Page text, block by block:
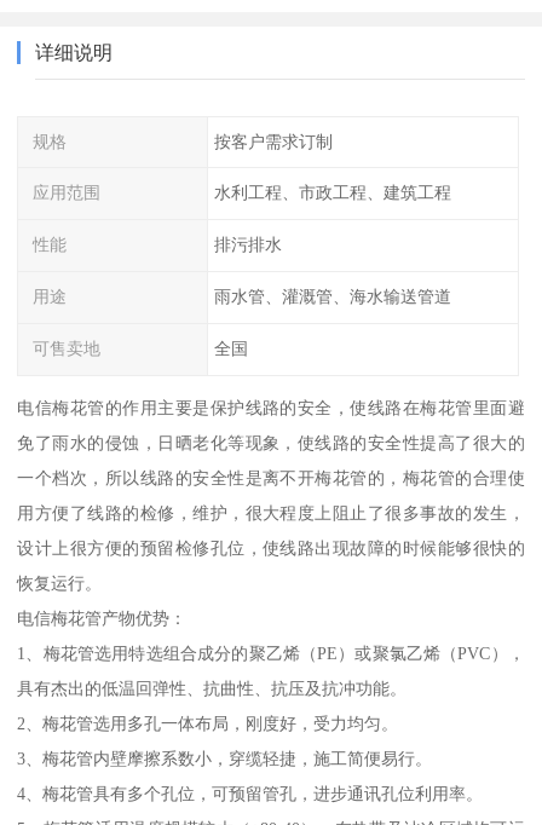
详细说明
规格 按客户需求订制
应用范围 水利工程、市政工程、建筑工程
性能 排污排水
用途 雨水管、灌溉管、海水输送管道
可售卖地 全国
电信梅花管的作用主要是保护线路的安全，使线路在梅花管里面避
免了雨水的侵蚀，日晒老化等现象，使线路的安全性提高了很大的
一个档次，所以线路的安全性是离不开梅花管的，梅花管的合理使
用方便了线路的检修，维护，很大程度上阻止了很多事故的发生，
设计上很方便的预留检修孔位，使线路出现故障的时候能够很快的
恢复运行。
电信梅花管产物优势：
1、梅花管选用特选组合成分的聚乙烯（PE）或聚氯乙烯（PVC），
具有杰出的低温回弹性、抗曲性、抗压及抗冲功能。
2、梅花管选用多孔一体布局，刚度好，受力均匀。
3、梅花管内壁摩擦系数小，穿缆轻捷，施工简便易行。
4、梅花管具有多个孔位，可预留管孔，进步通讯孔位利用率。